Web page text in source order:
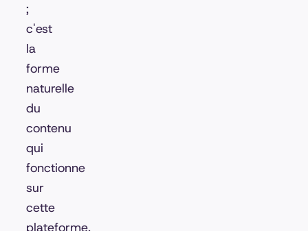
;
c'est
la
forme
naturelle
du
contenu
qui
fonctionne
sur
cette
plateforme.